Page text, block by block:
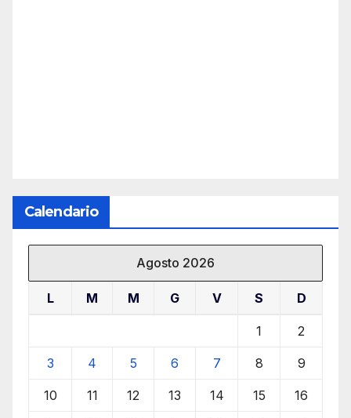
Calendario
Agosto 2026
L M M G V S D
1 2
3 4 5 6 7 8 9
10 11 12 13 14 15 16